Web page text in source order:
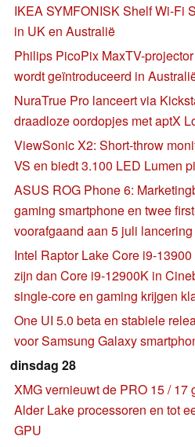
IKEA SYMFONISK Shelf Wi-Fi
in UK en Australië
Philips PicoPix MaxTV-
wordt geïntroduceerd in
NuraTrue Pro lanceert via
draadloze oordopjes met aptX
ViewSonic X2: Short-throw
VS en biedt 3.100 LED Lumen
ASUS ROG Phone 6:
gaming smartphone en twee
voorafgaand aan 5 juli lancering
Intel Raptor Lake Core i9-
zijn dan Core i9-12900K in
single-core en gaming krijgen
One UI 5.0 beta en stabiele
voor Samsung Galaxy
dinsdag 28
XMG vernieuwt de PRO 15 / 17
Alder Lake processoren en tot
GPU